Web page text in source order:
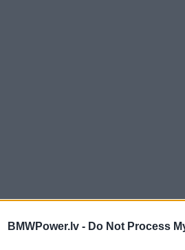
BMWPower.lv - Do Not Process